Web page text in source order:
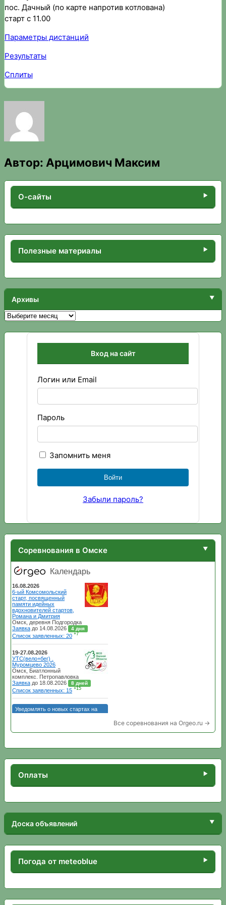
пос. Дачный (по карте напротив котлована)
старт с 11.00
Параметры дистанций
Результаты
Сплиты
Автор: Арцимович Максим
О-сайты
Полезные материалы
Архивы
Архивы
Вход на сайт
Логин или Email
Пароль
Запомнить меня
Забыли пароль?
Соревнования в Омске
Все соревнования на Orgeo.ru →
Оплаты
Доска объявлений
Погода от meteoblue